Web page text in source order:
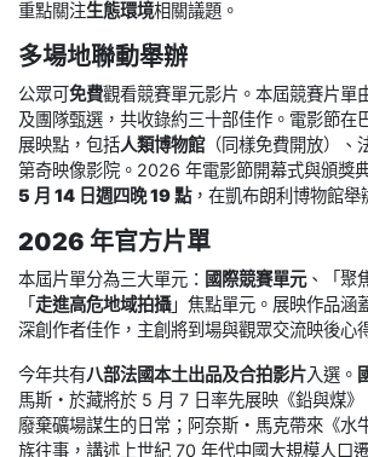
重點關注生態環境相關議題。
多場地聯動舉辦
公眾可免費觀看競賽單元影片。本屆競賽片單
及團隊甄選，共收錄約三十部佳作。電影節在
展映點，包括人類博物館（同樣免費開放）、
第奇映像影院。2026 年電影節開幕式與頒獎
5 月 14 日週四晚 19 點，在凱布朗利博物館舉
2026 年官方片單
本屆片單分為三大單元： 國際競賽單元、「聚
「 走進高危地域拍攝」焦點單元。展映作品涵
深創作者佳作，主創將到場與觀眾交流映後心
今年共有八部法國本土出品及合拍影片入選。
馬斯・於藏將於 5 月 7 日率先展映《鉛與煤
廢棄礦場謀生的日常；阿奈斯・馬克帶來《水
族往事，講述上世紀 70 年代中國大規模人口